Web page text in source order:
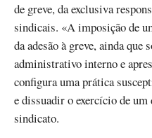
de greve, da exclusiva
sindicais. «A imposição de
da adesão à greve, ainda
administrativo interno e
configura uma prática
e dissuadir o exercício de
sindicato.